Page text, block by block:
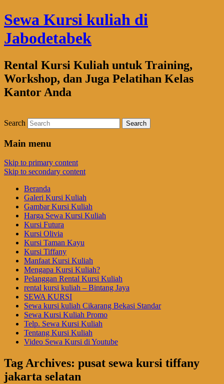
Sewa Kursi kuliah di
Jabodetabek
Rental Kursi Kuliah untuk Training,
Workshop, dan Juga Pelatihan Kelas
Kantor Anda
Search
Main menu
Skip to primary content
Skip to secondary content
Beranda
Galeri Kursi Kuliah
Gambar Kursi Kuliah
Harga Sewa Kursi Kuliah
Kursi Futura
Kursi Olivia
Kursi Taman Kayu
Kursi Tiffany
Manfaat Kursi Kuliah
Mengapa Kursi Kuliah?
Pelanggan Rental Kursi Kuliah
rental kursi kuliah – Bintang Jaya
SEWA KURSI
Sewa kursi kuliah Cikarang Bekasi Standar
Sewa Kursi Kuliah Promo
Telp. Sewa Kursi Kuliah
Tentang Kursi Kuliah
Video Sewa Kursi di Youtube
Tag Archives: pusat sewa kursi tiffany
jakarta selatan